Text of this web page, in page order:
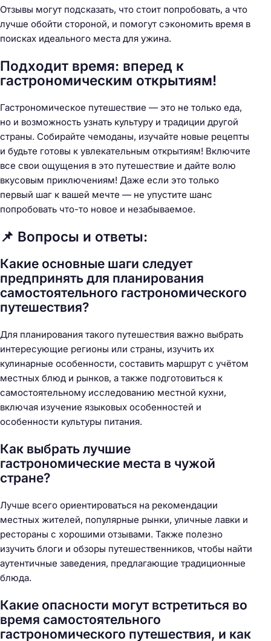
Отзывы могут подсказать, что стоит попробовать, а что
лучше обойти стороной, и помогут сэкономить время в
поисках идеального места для ужина.
Подходит время: вперед к
гастрономическим открытиям!
Гастрономическое путешествие — это не только еда,
но и возможность узнать культуру и традиции другой
страны. Собирайте чемоданы, изучайте новые рецепты
и будьте готовы к увлекательным открытиям! Включите
все свои ощущения в это путешествие и дайте волю
вкусовым приключениям! Даже если это только
первый шаг к вашей мечте — не упустите шанс
попробовать что-то новое и незабываемое.
📌 Вопросы и ответы:
Какие основные шаги следует
предпринять для планирования
самостоятельного гастрономического
путешествия?
Для планирования такого путешествия важно выбрать
интересующие регионы или страны, изучить их
кулинарные особенности, составить маршрут с учётом
местных блюд и рынков, а также подготовиться к
самостоятельному исследованию местной кухни,
включая изучение языковых особенностей и
особенности культуры питания.
Как выбрать лучшие
гастрономические места в чужой
стране?
Лучше всего ориентироваться на рекомендации
местных жителей, популярные рынки, уличные лавки и
рестораны с хорошими отзывами. Также полезно
изучить блоги и обзоры путешественников, чтобы найти
аутентичные заведения, предлагающие традиционные
блюда.
Какие опасности могут встретиться во
время самостоятельного
гастрономического путешествия, и как